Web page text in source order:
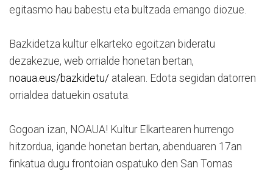
egitasmo hau babestu eta bultzada emango diozue.
Bazkidetza kultur elkarteko egoitzan bideratu
dezakezue, web orrialde honetan bertan,
noaua.eus/bazkidetu/ atalean. Edota segidan datorren
orrialdea datuekin osatuta.
Gogoan izan, NOAUA! Kultur Elkartearen hurrengo
hitzordua, igande honetan bertan, abenduaren 17an
finkatua dugu frontoian ospatuko den San Tomas